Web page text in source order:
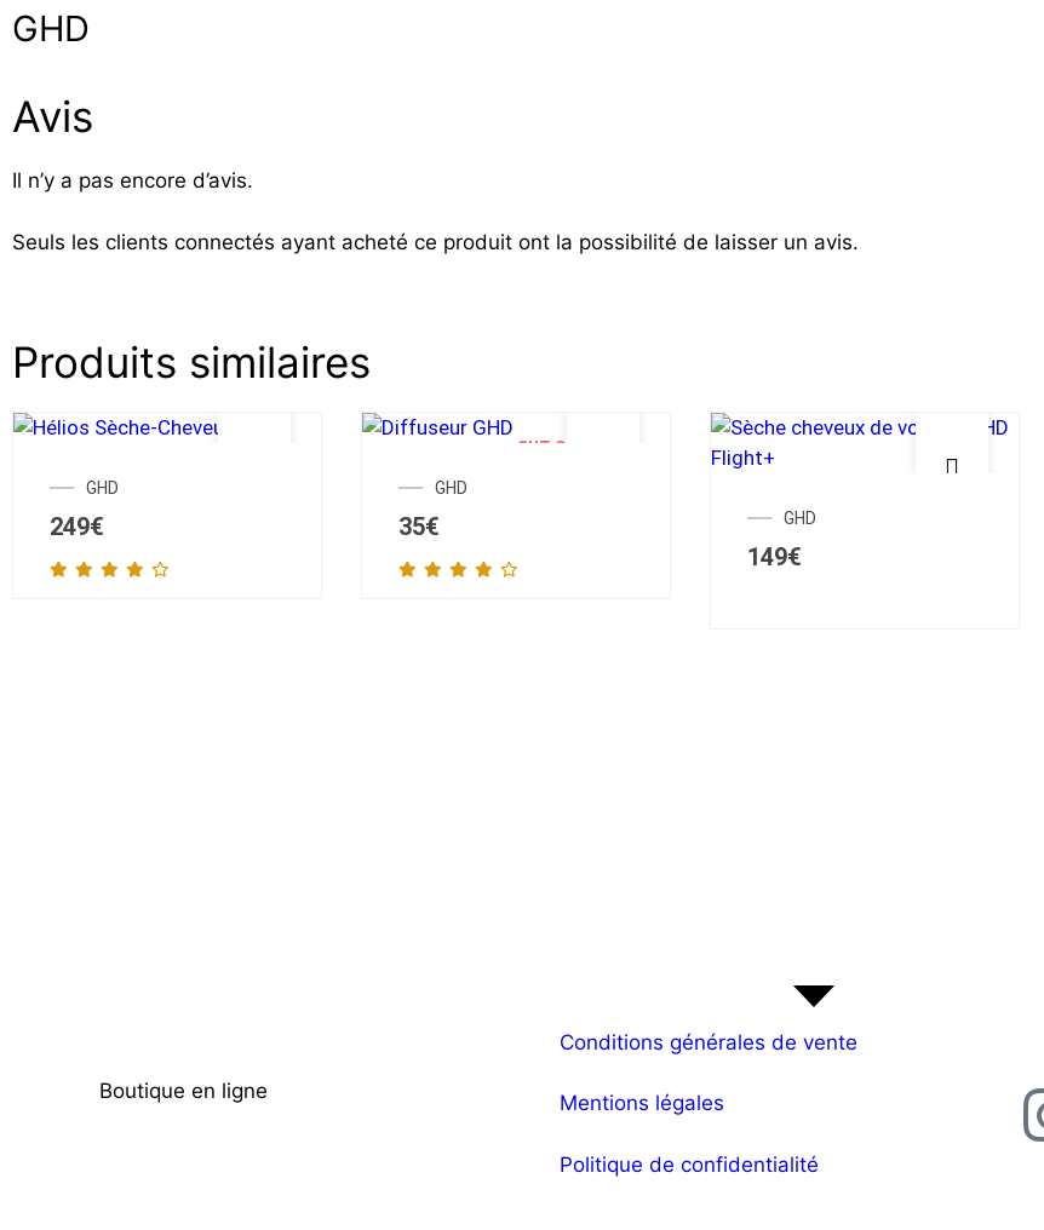
GHD
Avis
Il n’y a pas encore d’avis.
Seuls les clients connectés ayant acheté ce produit ont la possibilité de laisser un avis.
Produits similaires
GHD
249€
OUT OF STOCK
GHD
35€ GHD
149€
Boutique en ligne
Conditions générales de vente
Mentions légales
Politique de confidentialité